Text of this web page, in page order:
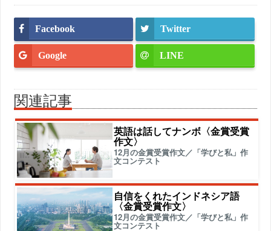
Facebook Twitter
Google LINE
関連記事
英語は話してナンボ〈金賞受賞
作文〉
12月の金賞受賞作文／「学びと私」作
文コンテスト
自信をくれたインドネシア語
〈金賞受賞作文〉
12月の金賞受賞作文／「学びと私」作
文コンテスト